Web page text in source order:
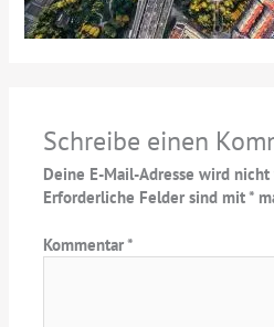
Schreibe einen
Deine E-Mail-Adresse wird
Erforderliche Felder sind mit*
Kommentar*